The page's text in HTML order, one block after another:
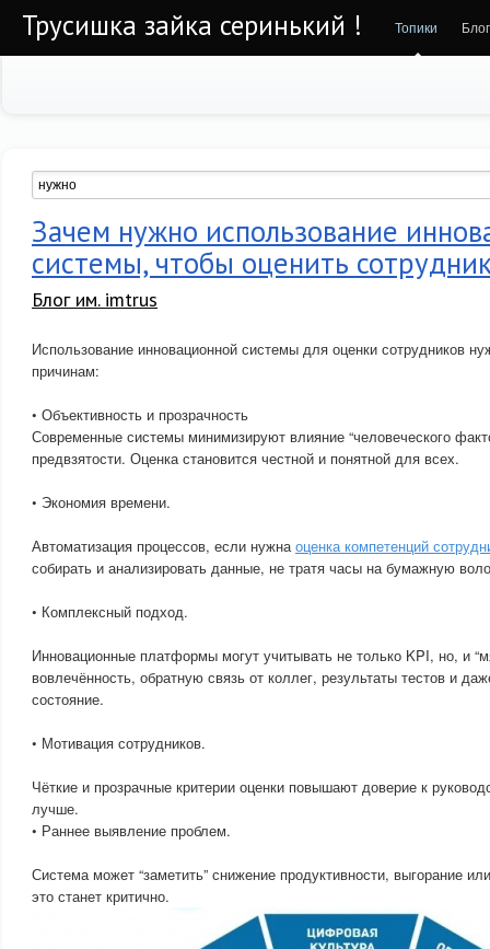
Трусишка зайка серинький ! Топики
Зачем нужно использование
системы, чтобы оценить
Блог им. imtrus
Использование инновационной системы для оценки сотрудников
причинам:
• Объективность и прозрачность
Современные системы минимизируют влияние “человеческого
предвзятости. Оценка становится честной и понятной для всех.
• Экономия времени.
Автоматизация процессов, если нужнаоценка компетенций
собирать и анализировать данные, не тратя часы на бумажную
• Комплексный подход.
Инновационные платформы могут учитывать не только KPI, но, и
вовлечённость, обратную связь от коллег, результаты тестов и
состояние.
• Мотивация сотрудников.
Чёткие и прозрачные критерии оценки повышают доверие к
лучше.
• Раннее выявление проблем.
Система может “заметить” снижение продуктивности, выгорание
это станет критично.